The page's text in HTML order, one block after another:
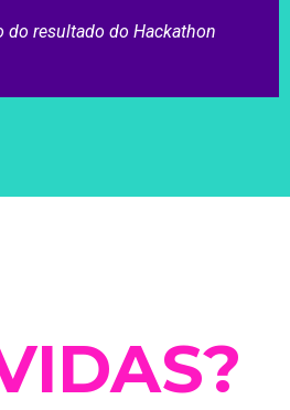
do resultado do Hackathon
IDAS?